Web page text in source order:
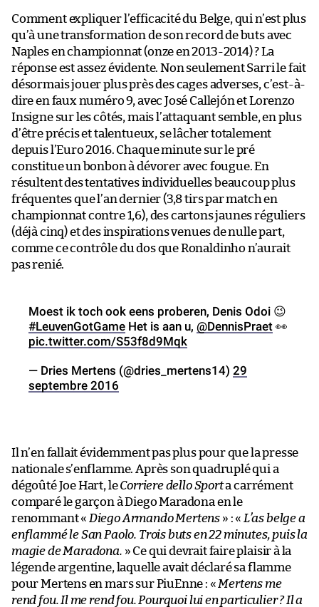
Comment expliquer l’efficacité du Belge, qui n’est plus
qu’à une transformation de son record de buts avec
Naples en championnat (onze en 2013-2014) ? La
réponse est assez évidente. Non seulement Sarri le fait
désormais jouer plus près des cages adverses, c’est-à-
dire en faux numéro 9, avec José Callejón et Lorenzo
Insigne sur les côtés, mais l’attaquant semble, en plus
d’être précis et talentueux, se lâcher totalement
depuis l’Euro 2016. Chaque minute sur le pré
constitue un bonbon à dévorer avec fougue. En
résultent des tentatives individuelles beaucoup plus
fréquentes que l’an dernier (3,8 tirs par match en
championnat contre 1,6), des cartons jaunes réguliers
(déjà cinq) et des inspirations venues de nulle part,
comme ce contrôle du dos que Ronaldinho n’aurait
pas renié.
Moest ik toch ook eens proberen, Denis Odoi 😉
#LeuvenGotGame Het is aan u, @DennisPraet 👀
pic.twitter.com/S53f8d9Mqk
— Dries Mertens (@dries_mertens14) 29
septembre 2016
Il n’en fallait évidemment pas plus pour que la presse
nationale s’enflamme. Après son quadruplé qui a
dégoûté Joe Hart, leCorriere dello Sporta carrément
comparé le garçon à Diego Maradona en le
renommant « Diego Armando Mertens » : « L’as belge a
enflammé le San Paolo. Trois buts en 22 minutes, puis la
magie de Maradona. » Ce qui devrait faire plaisir à la
légende argentine, laquelle avait déclaré sa flamme
pour Mertens en mars sur PiuEnne : « Mertens me
rend fou. Il me rend fou. Pourquoi lui en particulier ? Il a